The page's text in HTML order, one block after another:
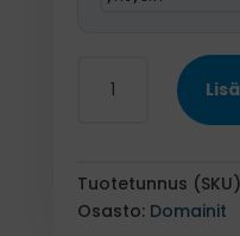
Verkkotunnukset
(domainit)
Tuotetunnus
Osasto: Domainit